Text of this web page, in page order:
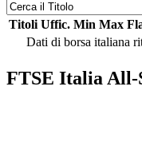
Titoli Uffic. Min Max
Dati di borsa italiana
FTSE Italia All-